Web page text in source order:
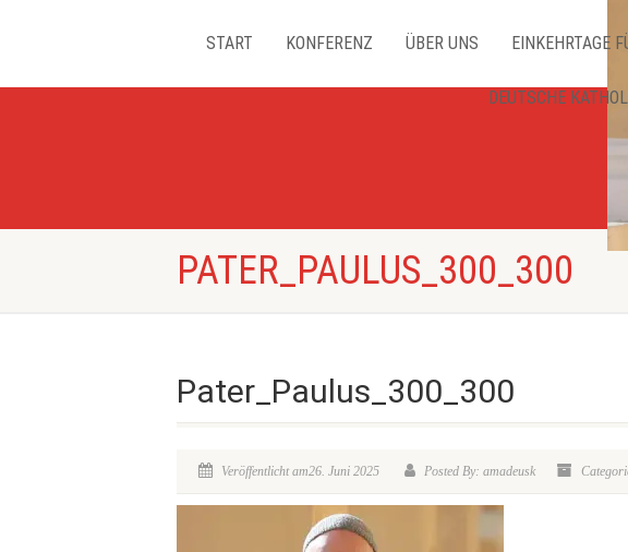
START KONFERENZ ÜBER UNS EINKEHRTAGE
DEUTSCHE
PATER_PAULUS_300_300
Pater_Paulus_300_300
Veröffentlicht am26. Juni 2025 Posted By: amadeusk